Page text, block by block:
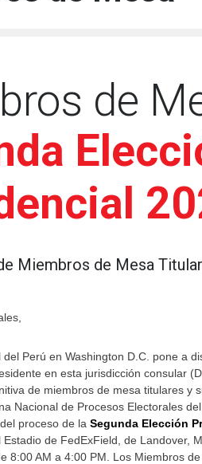
de
Miembros de Mesa
Perú en Washington D.C. pone a
en esta jurisdicción consular
de miembros de mesa titulares y
Nacional de Procesos Electorales
proceso de la Segunda Elección
de FedExField, de Landover,
8:00 AM a 4:00 PM. Los Miembros